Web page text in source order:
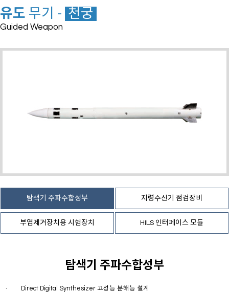
유도 무기 - 천궁
Guided Weapon
탐색기 주파수합성부 지령수신기 점검장비
부엽제거장치용 시험장치 HILS 인터페이스 모듈
탐색기 주파수합성부
ㆍ Direct Digital Synthesizer 고성능 분해능 설계